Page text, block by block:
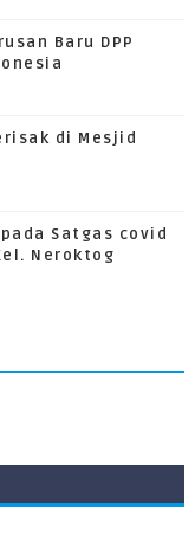
Baru DPP
di Mesjid
Satgas covid
Neroktog